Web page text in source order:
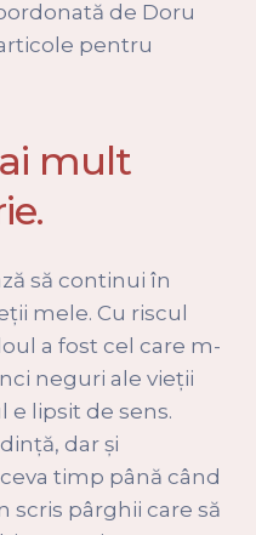
de Doru
pentru
mult
să continui în
mele. Cu riscul
a fost cel care m-
neguri ale vieții
e lipsit de sens.
dar și
timp până când
scris pârghii care să